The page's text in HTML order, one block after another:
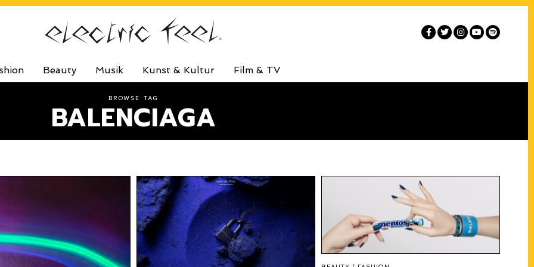
Beauty Musik Kunst & Kultur Film & TV
BROWSE TAG
BALENCIAGA